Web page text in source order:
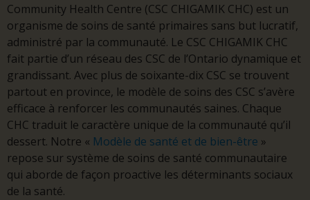
Community Health Centre (CSC CHIGAMIK CHC) est un
organisme de soins de santé primaires sans but lucratif,
administré par la communauté. Le CSC CHIGAMIK CHC
fait partie d’un réseau des CSC de l’Ontario dynamique et
grandissant. Avec plus de soixante-dix CSC se trouvent
partout en province, le modèle de soins des CSC s’avère
efficace à renforcer les communautés saines. Chaque
CHC traduit le caractère unique de la communauté qu’il
dessert. Notre « Modèle de santé et de bien-être »
repose sur système de soins de santé communautaire
qui aborde de façon proactive les déterminants sociaux
de la santé.